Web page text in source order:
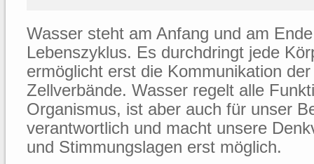
Wasser steht am Anfang und am
Lebenszyklus. Es durchdringt jede
ermöglicht erst die Kommunikation
Zellverbände. Wasser regelt alle
Organismus, ist aber auch für unser
verantwortlich und macht unsere
und Stimmungslagen erst möglich.